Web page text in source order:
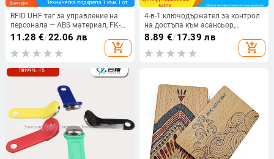
RFID UHF таг за управление на
персонала — ABS материал, FK-
R1, -40 до 80°C, FONXAN
11.28 €/22.06 лв
add_shopping_cart
4-в-1 ключодържател за контрол
на достъпа към асансьор,
присъствие и паркинг — ABS, -40
до 55°C, съвместим с 5200+ IC
карти
8.89 €/17.39 лв
add_shopping_cart